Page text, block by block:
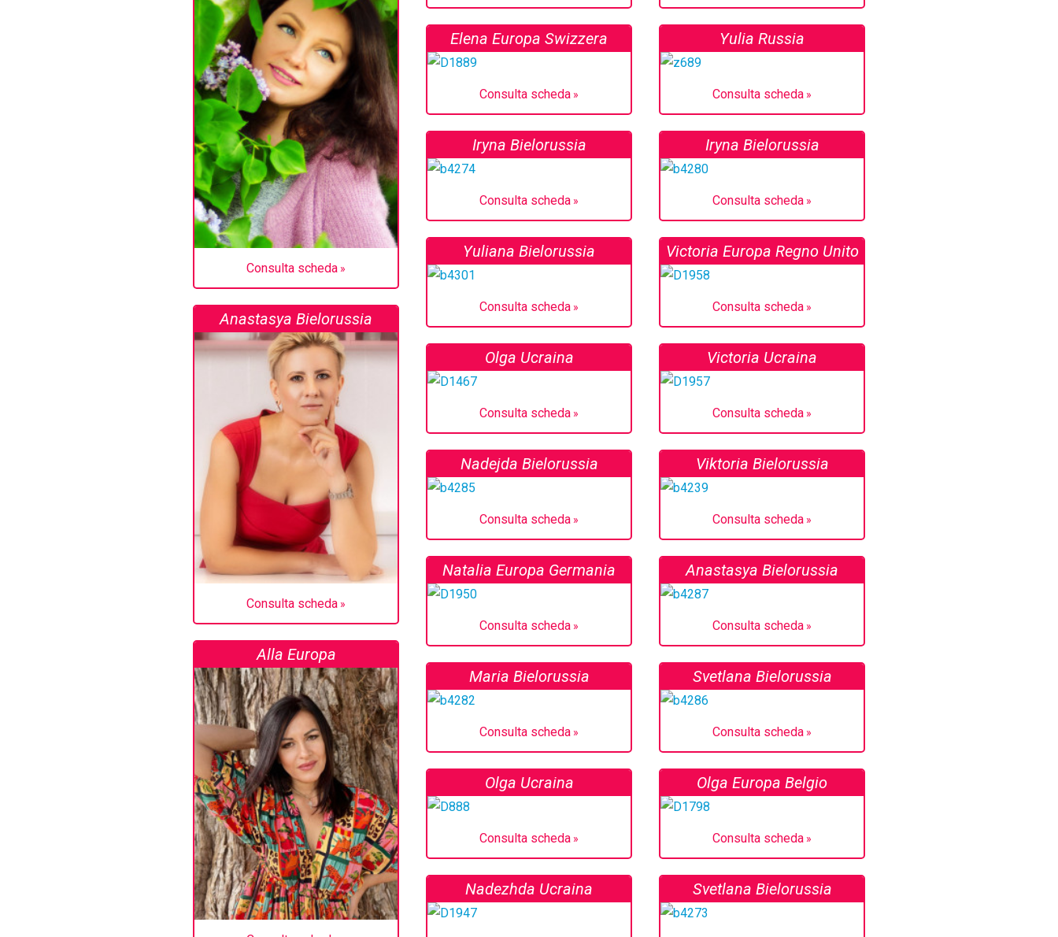
Consulta scheda
Anastasya Bielorussia
Consulta scheda
Alla Europa
Elena Europa Swizzera
Consulta scheda
Iryna Bielorussia
Consulta scheda
Yuliana Bielorussia
Consulta scheda
Olga Ucraina
Consulta scheda
Nadejda Bielorussia
Consulta scheda
Natalia Europa Germania
Consulta scheda
Maria Bielorussia
Consulta scheda
Olga Ucraina
Consulta scheda
Nadezhda Ucraina
Yulia Russia
Consulta scheda
Iryna Bielorussia
Consulta scheda
Victoria Europa Regno Unito
Consulta scheda
Victoria Ucraina
Consulta scheda
Viktoria Bielorussia
Consulta scheda
Anastasya Bielorussia
Consulta scheda
Svetlana Bielorussia
Consulta scheda
Olga Europa Belgio
Consulta scheda
Svetlana Bielorussia